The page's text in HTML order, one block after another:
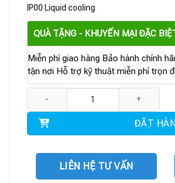
IP00 Liquid cooling
QUÀ TẶNG - KHUYẾN MẠI ĐẶC
Miễn phí giao hàng Bảo hành chính
tận nơi Hỗ trợ kỹ thuật miễn phí trọn
ĐẶT
LIÊN HỆ TƯ VẤN